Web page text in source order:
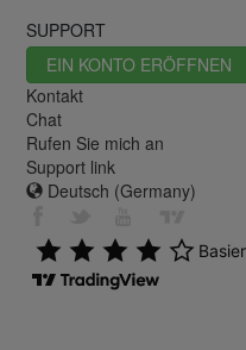
SUPPORT
EIN KONTO ERÖFFNEN
Kontakt
Chat
Rufen Sie mich an
Support link
Deutsch (Germany)